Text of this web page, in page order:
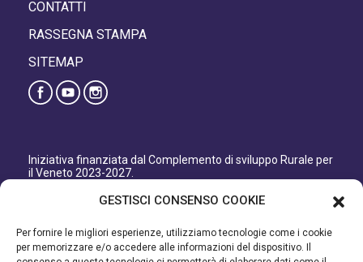
GESTISCI CONSENSO COOKIE
Per fornire le migliori esperienze, utilizziamo tecnologie come i cookie
per memorizzare e/o accedere alle informazioni del dispositivo. Il
CONTATTI
RASSEGNA STAMPA
SITEMAP
Iniziativa finanziata dal Complemento di sviluppo Rurale per
il Veneto 2023-2027.
Direzione AdG FEASR Bonifica e Irrigazione.